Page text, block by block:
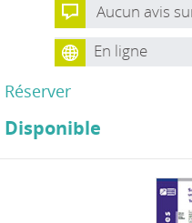
Aucun avis
En ligne
Réserver
Disponible